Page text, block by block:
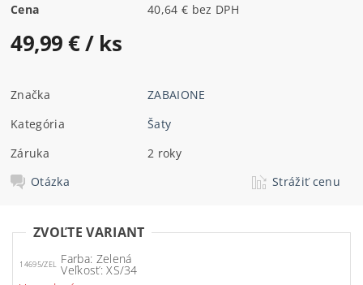
Cena 40,64 € bez DPH
49,99 €/ ks
Značka
ZABAIONE
Kategória
Šaty
Záruka
2 roky
Otázka
Strážiť cenu
ZVOĽTE VARIANT
14695/ZEL Farba: Zelená
Veľkosť: XS/34